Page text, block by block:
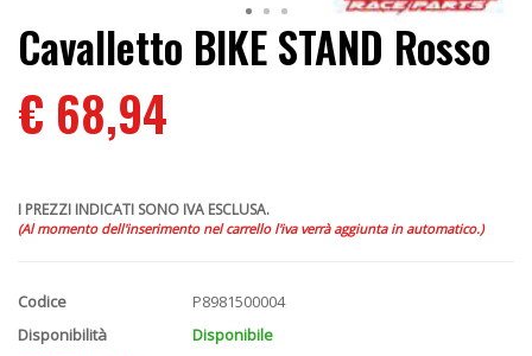
Cavalletto BIKE STAND Rosso
€ 68,94
I PREZZI INDICATI SONO IVA ESCLUSA.
(Al momento dell'inserimento nel carrello l'iva verrà aggiunta in automatico.)
Codice
P8981500004
Disponibilità
Disponibile